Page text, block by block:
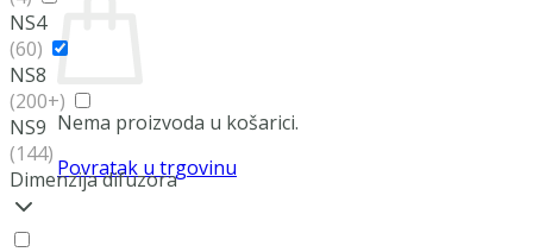
Nema proizvoda u košarici.
Povratak u trgovinu
NS4
(60)
NS8
(200+)
NS9
(144)
Dimenzija difuzora